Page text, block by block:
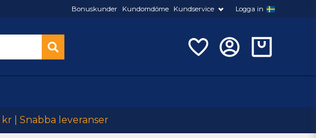
Bonuskunder Kundomdöme Kundservice Logga in
| Snabba leveranser